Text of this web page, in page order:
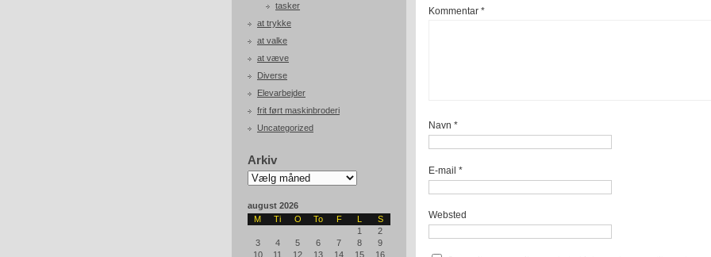
tasker
at trykke
at valke
at væve
Diverse
Elevarbejder
frit ført maskinbroderi
Uncategorized
Arkiv
Arkiv
august 2026
M
Ti O To F L
S
1
2
3
4 5 6 7 8
9
10
11 12 13 14 15
16
Kommentar *
Navn *
E-mail *
Websted